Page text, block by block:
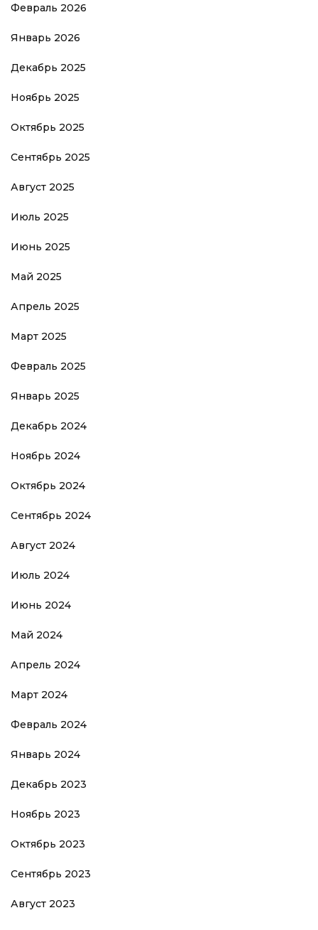
Февраль 2026
Январь 2026
Декабрь 2025
Ноябрь 2025
Октябрь 2025
Сентябрь 2025
Август 2025
Июль 2025
Июнь 2025
Май 2025
Апрель 2025
Март 2025
Февраль 2025
Январь 2025
Декабрь 2024
Ноябрь 2024
Октябрь 2024
Сентябрь 2024
Август 2024
Июль 2024
Июнь 2024
Май 2024
Апрель 2024
Март 2024
Февраль 2024
Январь 2024
Декабрь 2023
Ноябрь 2023
Октябрь 2023
Сентябрь 2023
Август 2023